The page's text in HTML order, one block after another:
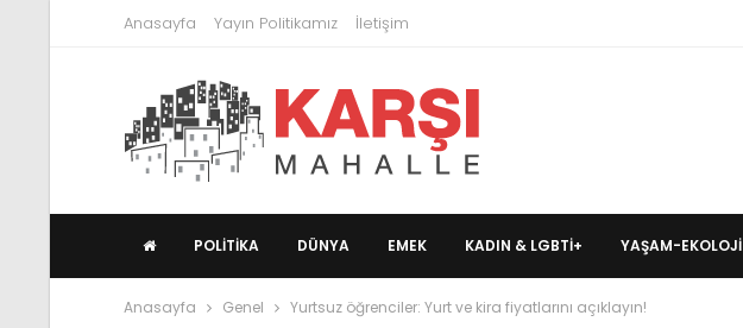
Anasayfa Yayın Politikamız İletişim
POLITIKA DÜNYA EMEK KADIN & LGBTİ+ YAŞAM-EKOLOJI
Anasayfa Genel Yurtsuz öğrenciler: Yurt ve kira fiyatlarını açıklayın!